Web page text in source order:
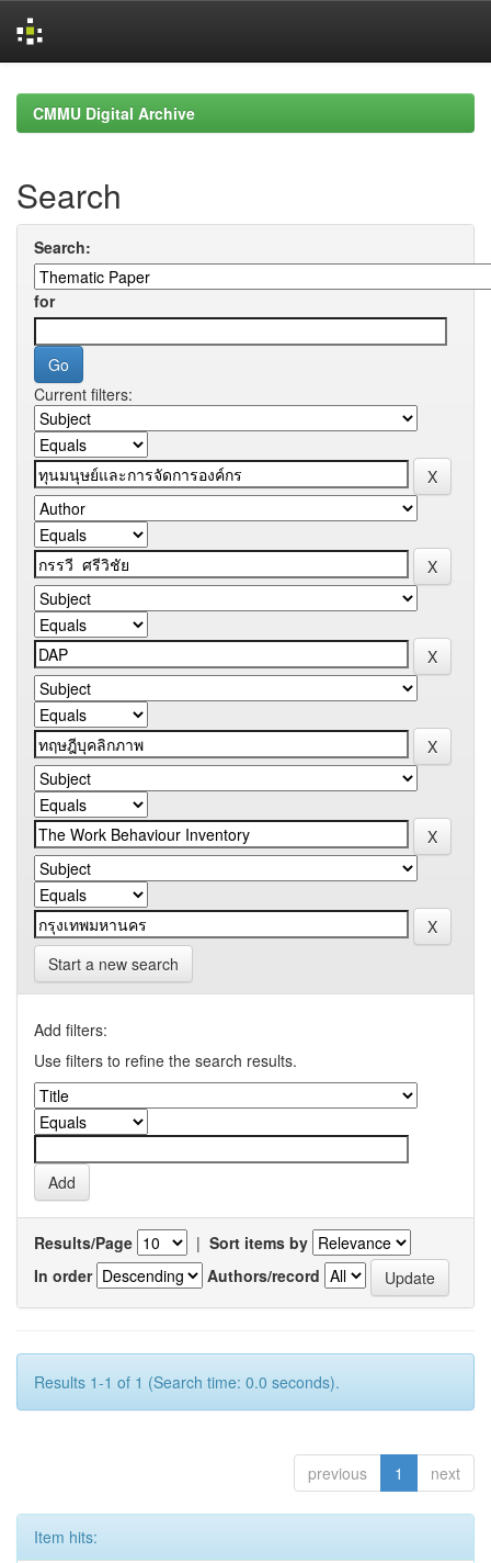
navigationCMMU Digital Archive
Search
Search:
for
Current filters:
Start a new search
Add filters:
Use filters to refine the search results.
Results/Page | Sort items by
In order
Authors/record
Results 1-1 of 1 (Search time: 0.0 seconds).
previous 1 next
Item hits: